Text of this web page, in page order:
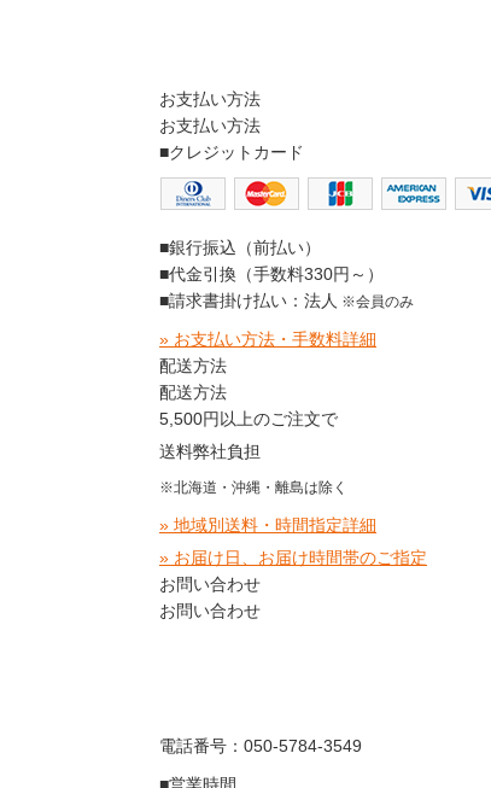
お支払い方法
お支払い方法
■クレジットカード
■銀行振込（前払い）
■代金引換（手数料330円～）
■請求書掛け払い：法人 ※会員のみ
» お支払い方法・手数料詳細
配送方法
配送方法
5,500円以上のご注文で
送料弊社負担
※北海道・沖縄・離島は除く
» 地域別送料・時間指定詳細
» お届け日、お届け時間帯のご指定
お問い合わせ
お問い合わせ
電話番号：050-5784-3549